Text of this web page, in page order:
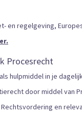
en regelgeving,
Procesrecht
hulpmiddel in je
door middel van
en